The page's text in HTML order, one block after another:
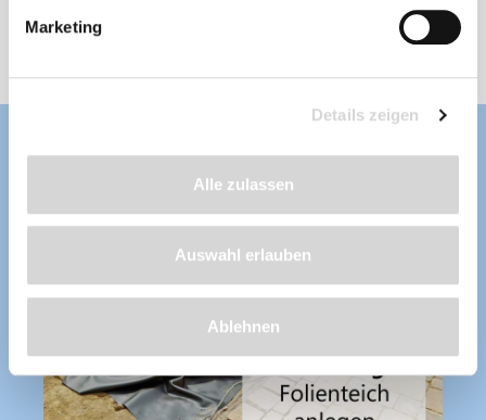
Marketing
Details zeigen
Alle zulassen
Auswahl erlauben
Ablehnen
ab 37,95 €